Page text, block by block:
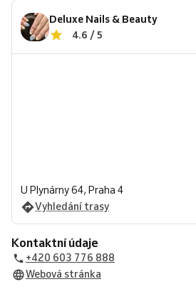
Deluxe Nails & Beauty
4.6 / 5
U Plynárny 64, Praha 4
Vyhledání trasy
Kontaktní údaje
+420 603 776 888
Webová stránka